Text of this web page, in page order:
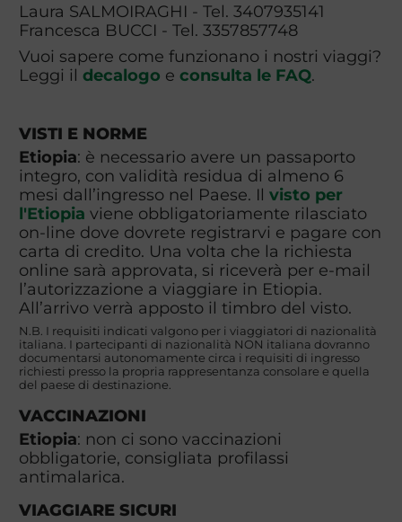
Laura SALMOIRAGHI - Tel. 3407935141
Francesca BUCCI - Tel. 3357857748
Vuoi sapere come funzionano i nostri viaggi?
Leggi il decalogo e consulta le FAQ.
VISTI E NORME
Etiopia: è necessario avere un passaporto
integro, con validità residua di almeno 6
mesi dall’ingresso nel Paese. Il visto per
l'Etiopia viene obbligatoriamente rilasciato
on-line dove dovrete registrarvi e pagare con
carta di credito. Una volta che la richiesta
online sarà approvata, si riceverà per e-mail
l’autorizzazione a viaggiare in Etiopia.
All’arrivo verrà apposto il timbro del visto.
N.B. I requisiti indicati valgono per i viaggiatori di nazionalità
italiana. I partecipanti di nazionalità NON italiana dovranno
documentarsi autonomamente circa i requisiti di ingresso
richiesti presso la propria rappresentanza consolare e quella
del paese di destinazione.
VACCINAZIONI
Etiopia: non ci sono vaccinazioni
obbligatorie, consigliata profilassi
antimalarica.
VIAGGIARE SICURI